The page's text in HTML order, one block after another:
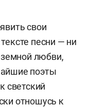
свои
песни — ни
земной любви,
поэты
светский
отношусь к